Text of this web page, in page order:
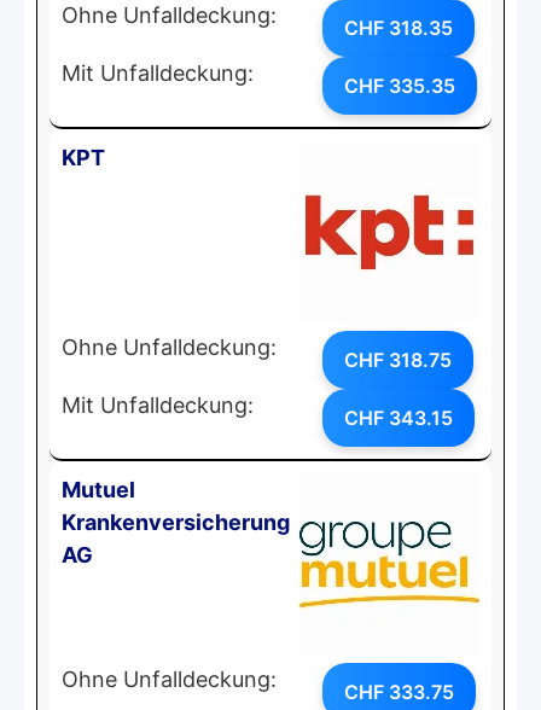
Ohne Unfalldeckung: CHF 318.35
Mit Unfalldeckung: CHF 335.35
KPT
Ohne Unfalldeckung: CHF 318.75
Mit Unfalldeckung: CHF 343.15
Mutuel
Krankenversicherung
AG
Ohne Unfalldeckung: CHF 333.75